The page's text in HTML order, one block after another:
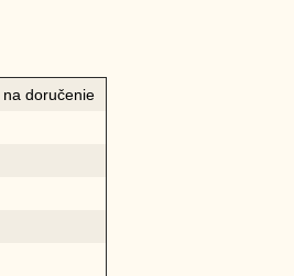
na doručenie